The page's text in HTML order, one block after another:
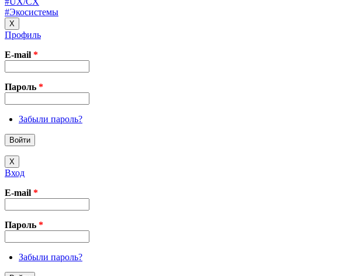
#Экосистемы
X
Профиль
E-mail *
Пароль *
Забыли пароль?
X
Вход
E-mail *
Пароль *
Забыли пароль?